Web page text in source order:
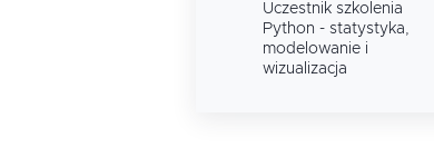
Uczestnik szkolenia
Python - statystyka,
modelowanie i
wizualizacja